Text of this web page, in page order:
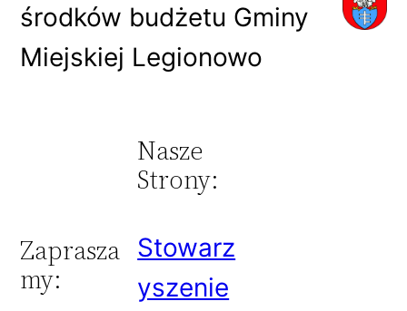
środków budżetu Gminy
Miejskiej Legionowo
Zaprasza
my:
Nasze
Strony:
Stowarz
yszenie